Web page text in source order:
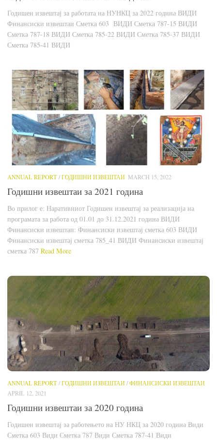
Годишен извештај за работата на НУНКЦ за 2022 година ВИДИ
Финансиски извештаи Сметка 603 ВИДИ Сметка 787-15 ВИДИ
Сметка 787-18 ВИДИ Сметка 785-22 ВИДИ Сметка 785-37 ВИДИ
Сметка 785-41 ВИДИ
ANNUAL REPORT/ГОДИШНИ ИЗВЕШТАИ MARCH 15, 2022
Годишни извештаи за 2021 година
Во прилог е: Наративниот Годишен извештај за реализација на
програмата за работа од 01.01 до 31.12.2021 година ВИДИ
Финансиски извештаи: Финансиски извештај сметка 603 ВИДИ
Финансиски извештај сметка 785_41 ВИДИ Финансиски извештај
сметка 787 Read More
ANNUAL REPORT/ГОДИШНИ ИЗВЕШТАИ/ФИНАНСИСКИ ИЗВЕШТАИ
APRIL 12, 2021
Годишни извештаи за 2020 година
Годишен извештај за работењето на НУ НКЦ за 2020 година Види
Сметка 603 Види Сметка 787 Види Сметка 787-41 Види